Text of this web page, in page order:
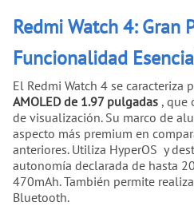
Redmi Watch 4: Gran
Funcionalidad
El Redmi Watch 4 se caracteriza
AMOLED de 1.97 pulgadas , que
de visualización. Su marco de
aspecto más premium en
anteriores. Utiliza HyperOS y
autonomía declarada de hasta
470mAh. También permite
Bluetooth.